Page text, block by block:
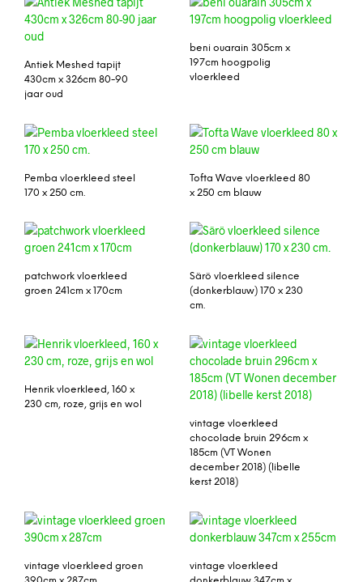
Antiek Meshed tapijt
430cm x 326cm 80-90
jaar oud
beni ouarain 305cm x
197cm hoogpolig
vloerkleed
Pemba vloerkleed steel
170 x 250 cm.
Tofta Wave vloerkleed 80
x 250 cm blauw
patchwork vloerkleed
groen 241cm x 170cm
Särö vloerkleed silence
(donkerblauw) 170 x 230
cm.
Henrik vloerkleed, 160 x
230 cm, roze, grijs en wol
vintage vloerkleed
chocolade bruin 296cm x
185cm (VT Wonen
december 2018) (libelle
kerst 2018)
vintage vloerkleed groen
vintage vloerkleed